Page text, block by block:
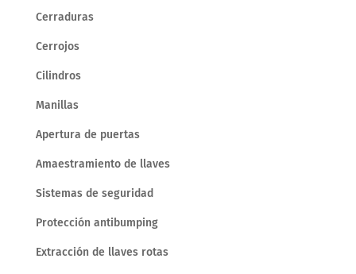
Cerraduras
Cerrojos
Cilindros
Manillas
Apertura de puertas
Amaestramiento de llaves
Sistemas de seguridad
Protección antibumping
Extracción de llaves rotas